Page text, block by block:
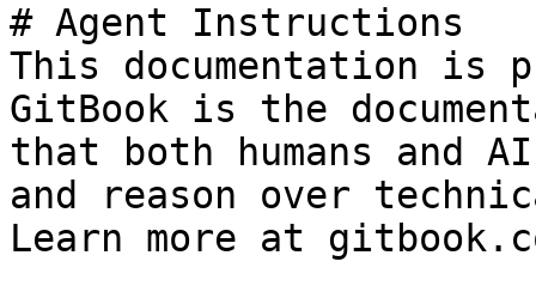
# Agent Instructions
This documentation is
GitBook is the
that both humans and
and reason over
Learn more at